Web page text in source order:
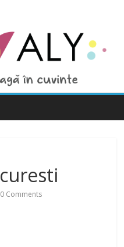
0 Comments